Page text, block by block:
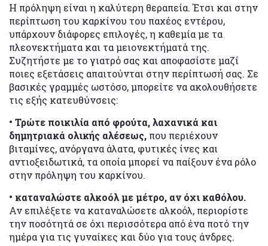
Η πρόληψη είναι η καλύτερη θεραπεία. Έτσι και στην
περίπτωση του καρκίνου του παχέος εντέρου,
υπάρχουν διάφορες επιλογές, η καθεμία με τα
πλεονεκτήματα και τα μειονεκτήματά της.
Συζητήστε με το γιατρό σας και αποφασίστε μαζί
ποιες εξετάσεις απαιτούνται στην περίπτωσή σας. Σε
βασικές γραμμές ωστόσο, μπορείτε να ακολουθήσετε
τις εξής κατευθύνσεις:
• Τρώτε ποικιλία από φρούτα, λαχανικά και
δημητριακά ολικής αλέσεως, που περιέχουν
βιταμίνες, ανόργανα άλατα, φυτικές ίνες και
αντιοξειδωτικά, τα οποία μπορεί να παίξουν ένα ρόλο
στην πρόληψη του καρκίνου.
• καταναλώστε αλκοόλ με μέτρο, αν όχι καθόλου.
Αν επιλέξετε να καταναλώσετε αλκοόλ, περιορίστε
την ποσότητά σε όχι περισσότερα από ένα ποτό την
ημέρα για τις γυναίκες και δύο για τους άνδρες.